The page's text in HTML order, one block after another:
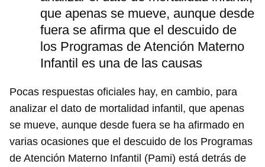
que apenas se mueve, aunque desde
fuera se afirma que el descuido de
los Programas de Atención Materno
Infantil es una de las causas
Pocas respuestas oficiales hay, en cambio, para
analizar el dato de mortalidad infantil, que apenas
se mueve, aunque desde fuera se ha afirmado en
varias ocasiones que el descuido de los Programas
de Atención Materno Infantil (Pami) está detrás de